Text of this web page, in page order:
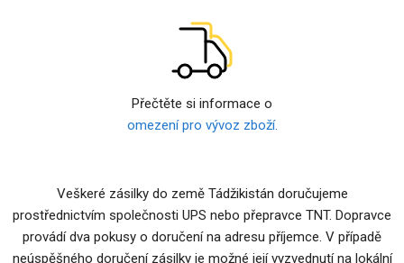
Přečtěte si informace o
omezení pro vývoz zboží.
Veškeré zásilky do země Tádžikistán doručujeme
prostřednictvím společnosti UPS nebo přepravce TNT. Dopravce
provádí dva pokusy o doručení na adresu příjemce. V případě
neúspěšného doručení zásilky je možné její vyzvednutí na lokální